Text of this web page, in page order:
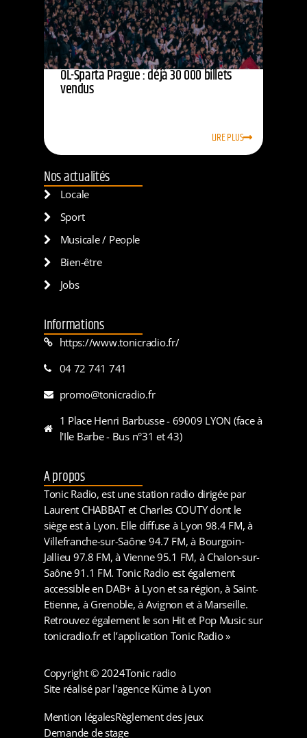
OL-Sparta Prague : déjà 30 000 billets
vendus
LIRE PLUS
Nos actualités
Locale
Sport
Musicale / People
Bien-être
Jobs
Informations
https://www.tonicradio.fr/
04 72 741 741
promo@tonicradio.fr
1 Place Henri Barbusse - 69009 LYON (face à
l'Ile Barbe - Bus n°31 et 43)
A propos
Tonic Radio, est une station radio dirigée par
Laurent CHABBAT et Charles COUTY dont le
siège est à Lyon. Elle diffuse à Lyon 98.4 FM, à
Villefranche-sur-Saône 94.7 FM, à Bourgoin-
Jallieu 97.8 FM, à Vienne 95.1 FM, à Chalon-sur-
Saône 91.1 FM. Tonic Radio est également
accessible en DAB+ à Lyon et sa région, à Saint-
Etienne, à Grenoble, à Avignon et à Marseille.
Retrouvez également le son Hit et Pop Music sur
tonicradio.fr et l’application Tonic Radio »
Copyright © 2024Tonic radio
Site réalisé par l'agence Küme à Lyon
Mention légalesRèglement des jeux
Demande de stage